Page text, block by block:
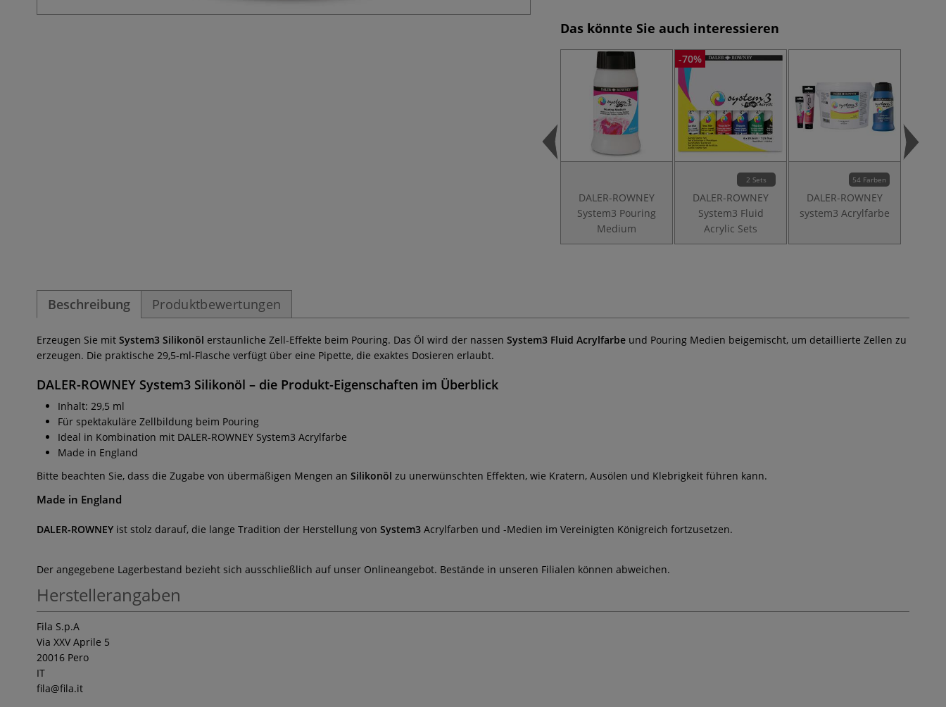
Das könnte Sie auch interessieren
DALER-ROWNEY
System3 Pouring
Medium
-70%
2 Sets
DALER-ROWNEY
System3 Fluid
Acrylic Sets
54 Farben
DALER-ROWNEY
system3 Acrylfarbe
Beschreibung Produktbewertungen
Erzeugen Sie mit System3 Silikonöl erstaunliche Zell-Effekte beim Pouring. Das Öl wird der nassen System3 Fluid Acrylfarbe und Pouring Medien beigemischt, um detaillierte Zellen zu
erzeugen. Die praktische 29,5-ml-Flasche verfügt über eine Pipette, die exaktes Dosieren erlaubt.
DALER-ROWNEY System3 Silikonöl – die Produkt-Eigenschaften im Überblick
Inhalt: 29,5 ml
Für spektakuläre Zellbildung beim Pouring
Ideal in Kombination mit DALER-ROWNEY System3 Acrylfarbe
Made in England
Bitte beachten Sie, dass die Zugabe von übermäßigen Mengen an Silikonöl zu unerwünschten Effekten, wie Kratern, Ausölen und Klebrigkeit führen kann.
Made in England
DALER-ROWNEY ist stolz darauf, die lange Tradition der Herstellung von System3 Acrylfarben und -Medien im Vereinigten Königreich fortzusetzen.
Der angegebene Lagerbestand bezieht sich ausschließlich auf unser Onlineangebot. Bestände in unseren Filialen können abweichen.
Herstellerangaben
Fila S.p.A
Via XXV Aprile 5
20016 Pero
IT
fila@fila.it